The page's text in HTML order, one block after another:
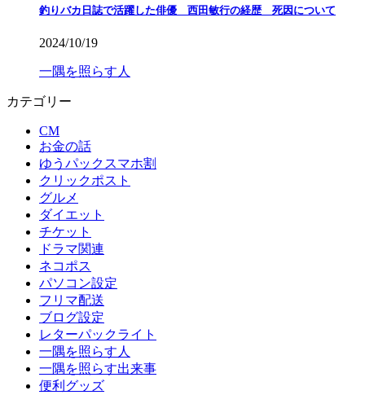
釣りバカ日誌で活躍した俳優 西田敏行の経歴 死因について
2024/10/19
一隅を照らす人
カテゴリー
CM
お金の話
ゆうパックスマホ割
クリックポスト
グルメ
ダイエット
チケット
ドラマ関連
ネコポス
パソコン設定
フリマ配送
ブログ設定
レターパックライト
一隅を照らす人
一隅を照らす出来事
便利グッズ